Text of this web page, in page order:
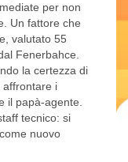
per non
Un fattore che
valutato 55
Fenerbahce.
la certezza di
affrontare i
il papà-agente.
tecnico: si
nuovo